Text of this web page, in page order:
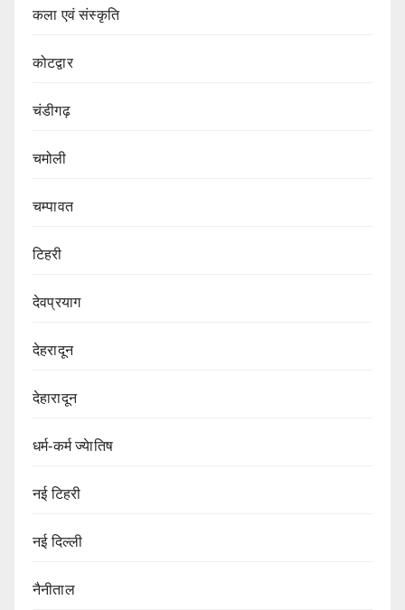
कला एवं संस्कृति
कोटद्वार
चंडीगढ़
चमोली
चम्पावत
टिहरी
देवप्रयाग
देहरादून
देहारादून
धर्म-कर्म ज्येातिष
नई टिहरी
नई दिल्ली
नैनीताल